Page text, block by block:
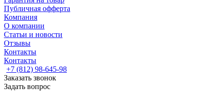
Публичная офферта
Компания
О компании
Статьи и новости
Отзывы
Контакты
Контакты
+7 (812) 98-645-98
Заказать звонок
Задать вопрос